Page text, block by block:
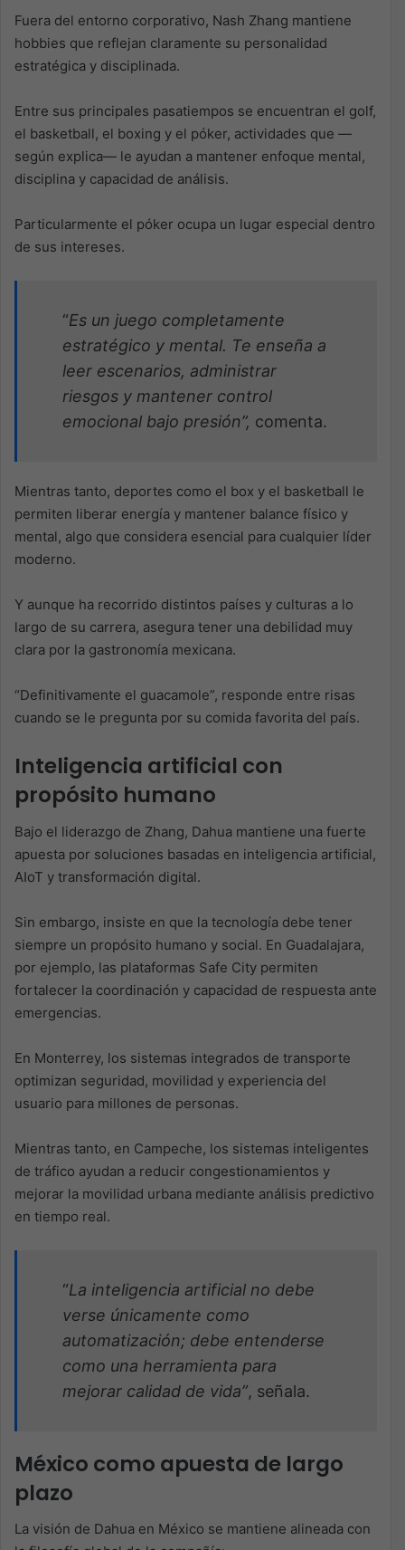
Fuera del entorno corporativo, Nash Zhang mantiene
hobbies que reflejan claramente su personalidad
estratégica y disciplinada.
Entre sus principales pasatiempos se encuentran el golf,
el basketball, el boxing y el póker, actividades que —
según explica— le ayudan a mantener enfoque mental,
disciplina y capacidad de análisis.
Particularmente el póker ocupa un lugar especial dentro
de sus intereses.
“Es un juego completamente
estratégico y mental. Te enseña a
leer escenarios, administrar
riesgos y mantener control
emocional bajo presión”, comenta.
Mientras tanto, deportes como el box y el basketball le
permiten liberar energía y mantener balance físico y
mental, algo que considera esencial para cualquier líder
moderno.
Y aunque ha recorrido distintos países y culturas a lo
largo de su carrera, asegura tener una debilidad muy
clara por la gastronomía mexicana.
“Definitivamente el guacamole”, responde entre risas
cuando se le pregunta por su comida favorita del país.
Inteligencia artificial con
propósito humano
Bajo el liderazgo de Zhang, Dahua mantiene una fuerte
apuesta por soluciones basadas en inteligencia artificial,
AIoT y transformación digital.
Sin embargo, insiste en que la tecnología debe tener
siempre un propósito humano y social. En Guadalajara,
por ejemplo, las plataformas Safe City permiten
fortalecer la coordinación y capacidad de respuesta ante
emergencias.
En Monterrey, los sistemas integrados de transporte
optimizan seguridad, movilidad y experiencia del
usuario para millones de personas.
Mientras tanto, en Campeche, los sistemas inteligentes
de tráfico ayudan a reducir congestionamientos y
mejorar la movilidad urbana mediante análisis predictivo
en tiempo real.
“La inteligencia artificial no debe
verse únicamente como
automatización; debe entenderse
como una herramienta para
mejorar calidad de vida”, señala.
México como apuesta de largo
plazo
La visión de Dahua en México se mantiene alineada con